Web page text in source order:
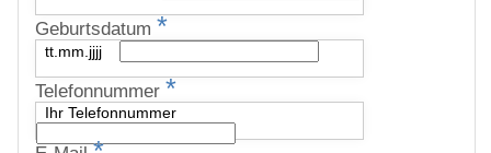
Geburtsdatum *
tt.mm.jjjj
Telefonnummer *
Ihr Telefonnummer